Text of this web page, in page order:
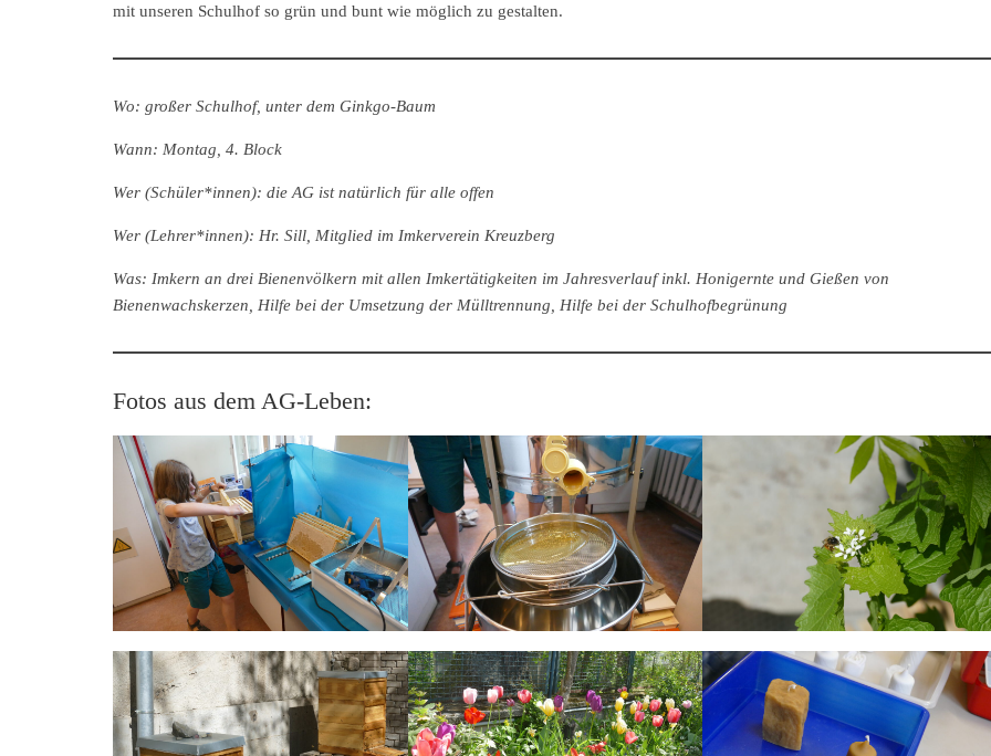
mit unseren Schulhof so grün und bunt wie möglich zu gestalten.
Wo: großer Schulhof, unter dem Ginkgo-Baum
Wann: Montag, 4. Block
Wer (Schüler*innen): die AG ist natürlich für alle offen
Wer (Lehrer*innen): Hr. Sill, Mitglied im Imkerverein Kreuzberg
Was: Imkern an drei Bienenvölkern mit allen Imkertätigkeiten im Jahresverlauf inkl. Honigernte und Gießen von
Bienenwachskerzen, Hilfe bei der Umsetzung der Mülltrennung, Hilfe bei der Schulhofbegrünung
Fotos aus dem AG-Leben: